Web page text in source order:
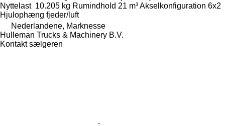
Nyttelast 10.205 kg Rumindhold 21 m³Akselkonfiguration 6x2
Hjulophæng fjeder/luft
Nederlandene, Marknesse
Hulleman Trucks & Machinery B.V.
Kontakt sælgeren